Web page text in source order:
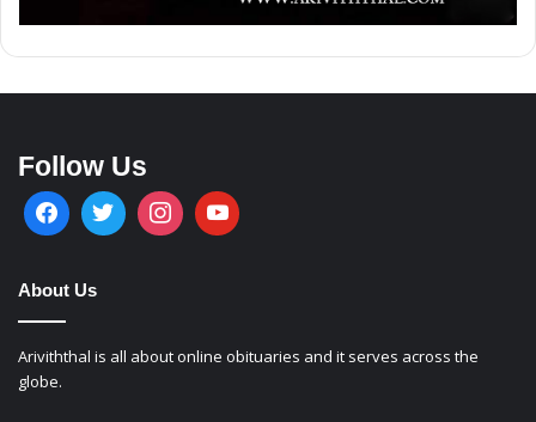
Follow Us
About Us
Ariviththal is all about online obituaries and it serves across the
globe.